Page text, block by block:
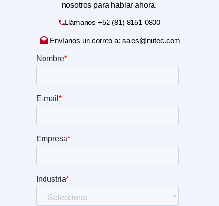
nosotros para hablar ahora.
Llámanos +52 (81) 8151-0800
Envíanos un correo a:sales@nutec.com